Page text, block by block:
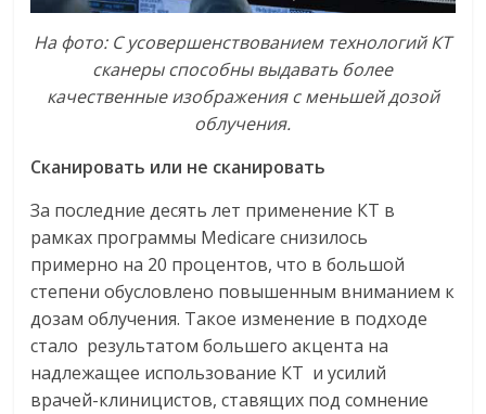
На фото: Сусовершенствованием технологийКТ
сканерыспособнывыдавать более
качественныеизображениясменьшейдозой
облучения.
Сканировать или не сканировать
За последние десять лет применение КТ в
рамках программы Medicare снизилось
примерно на 20 процентов, что в большой
степени обусловлено повышенным вниманием к
дозам облучения. Такое изменение в подходе
стало результатом большего акцента на
надлежащее использование КТ и усилий
врачей-клиницистов, ставящих под сомнение